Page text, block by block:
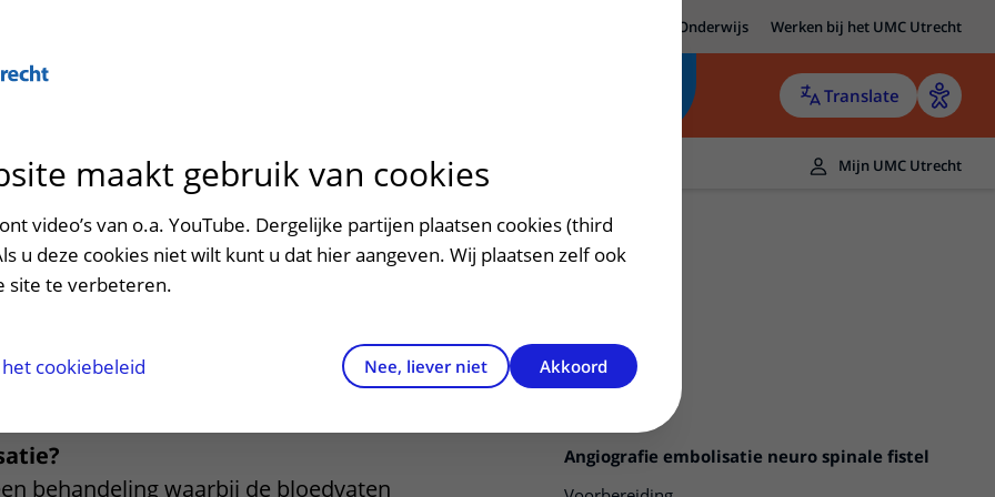
Onderwijs Werken bij het UMC Utrecht
Translate
patiëntportaal
het ziekenhuis
en voorzieningen
en veiligheid
Contact en route
Contactgegevens
Verwijzers
Teleconsult aanvragen
Zorgverlenersportaal
Mijn UMC Utrecht
embolisatie
fistel
Angiografie embolisatie neuro spinale fistel
behandeling waarbij de bloedvaten
maakt gebruik van cookies
video’s van o.a. YouTube. Dergelijke partijen plaatsen cookies (third
u deze cookies niet wilt kunt u dat hier aangeven. Wij plaatsen zelf ook
site te verbeteren.
cookiebeleid Nee, liever niet Akkoord